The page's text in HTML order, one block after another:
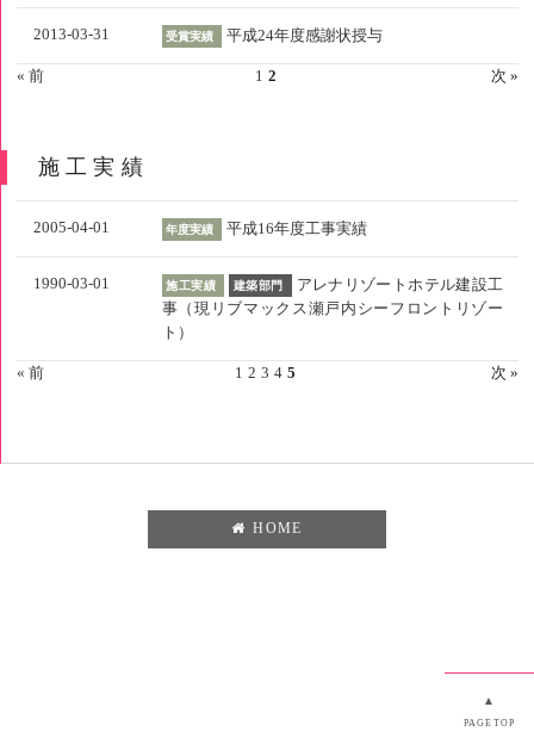
2013-03-31 受賞実績 平成24年度感謝状授与
« 前 1 2 次 »
施工実績
2005-04-01 年度実績 平成16年度工事実績
1990-03-01 施工実績 建築部門
アレナリゾートホテル建設工
事（現リブマックス瀬戸内シーフロントリゾー
ト）
« 前 1 2 3 4 5 次 »
HOME
▲
PAGETOP